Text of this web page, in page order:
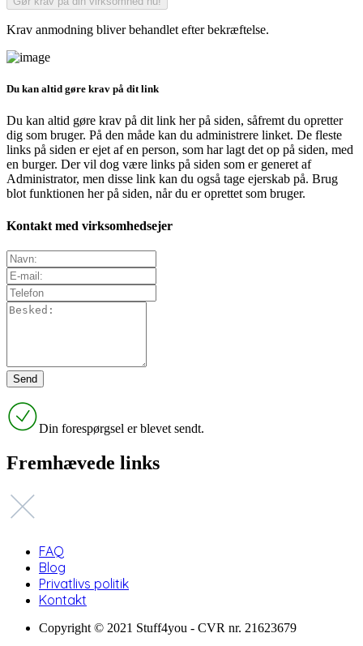
Krav anmodning bliver behandlet efter bekræftelse.
Du kan altid gøre krav på dit link
Du kan altid gøre krav på dit link her på siden, såfremt du opretter
dig som bruger. På den måde kan du administrere linket. De fleste
links på siden er ejet af en person, som har lagt det op på siden, med
en burger. Der vil dog være links på siden som er generet af
Administrator, men disse link kan du også tage ejerskab på. Brug
blot funktionen her på siden, når du er oprettet som bruger.
Kontakt med virksomhedsejer
Din forespørgsel er blevet sendt.
Fremhævede links
FAQ
Blog
Privatlivs politik
Kontakt
Copyright © 2021 Stuff4you - CVR nr. 21623679